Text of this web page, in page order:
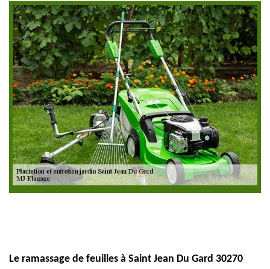
Le ramassage de feuilles à Saint Jean Du Gard 30270